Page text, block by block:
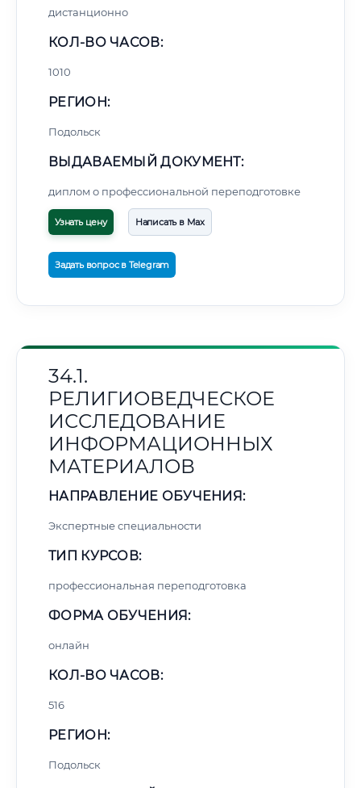
дистанционно
КОЛ-ВО ЧАСОВ:
1010
РЕГИОН:
Подольск
ВЫДАВАЕМЫЙ ДОКУМЕНТ:
диплом о профессиональной переподготовке
Узнать цену Написать в Max
Задать вопрос в Telegram
34.1.
РЕЛИГИОВЕДЧЕСКОЕ
ИССЛЕДОВАНИЕ
ИНФОРМАЦИОННЫХ
МАТЕРИАЛОВ
НАПРАВЛЕНИЕ ОБУЧЕНИЯ:
Экспертные специальности
ТИП КУРСОВ:
профессиональная переподготовка
ФОРМА ОБУЧЕНИЯ:
онлайн
КОЛ-ВО ЧАСОВ:
516
РЕГИОН:
Подольск